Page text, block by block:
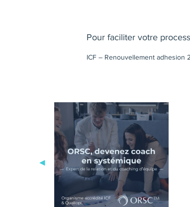
Pour faciliter votre
ICF – Renouvellement adhesion